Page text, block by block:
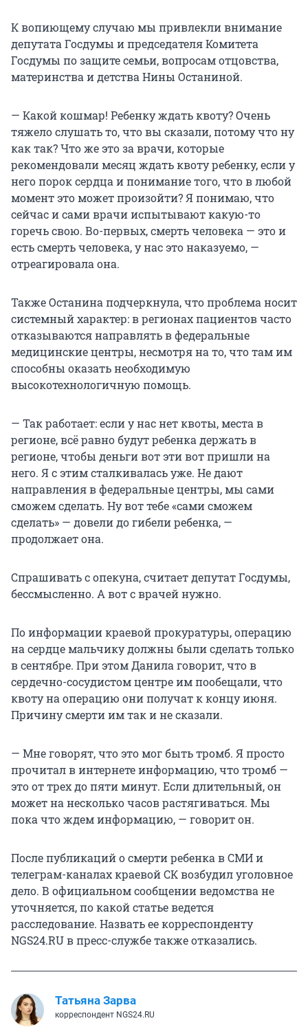
К вопиющему случаю мы привлекли внимание
депутата Госдумы и председателя Комитета
Госдумы по защите семьи, вопросам отцовства,
материнства и детства Нины Останиной.
— Какой кошмар! Ребенку ждать квоту? Очень
тяжело слушать то, что вы сказали, потому что ну
как так? Что же это за врачи, которые
рекомендовали месяц ждать квоту ребенку, если у
него порок сердца и понимание того, что в любой
момент это может произойти? Я понимаю, что
сейчас и сами врачи испытывают какую-то
горечь свою. Во-первых, смерть человека — это и
есть смерть человека, у нас это наказуемо, —
отреагировала она.
Также Останина подчеркнула, что проблема носит
системный характер: в регионах пациентов часто
отказываются направлять в федеральные
медицинские центры, несмотря на то, что там им
способны оказать необходимую
высокотехнологичную помощь.
— Так работает: если у нас нет квоты, места в
регионе, всё равно будут ребенка держать в
регионе, чтобы деньги вот эти вот пришли на
него. Я с этим сталкивалась уже. Не дают
направления в федеральные центры, мы сами
сможем сделать. Ну вот тебе «сами сможем
сделать» — довели до гибели ребенка, —
продолжает она.
Спрашивать с опекуна, считает депутат Госдумы,
бессмысленно. А вот с врачей нужно.
По информации краевой прокуратуры, операцию
на сердце мальчику должны были сделать только
в сентябре. При этом Данила говорит, что в
сердечно-сосудистом центре им пообещали, что
квоту на операцию они получат к концу июня.
Причину смерти им так и не сказали.
— Мне говорят, что это мог быть тромб. Я просто
прочитал в интернете информацию, что тромб —
это от трех до пяти минут. Если длительный, он
может на несколько часов растягиваться. Мы
пока что ждем информацию, — говорит он.
После публикаций о смерти ребенка в СМИ и
телеграм-каналах краевой СК возбудил уголовное
дело. В официальном сообщении ведомства не
уточняется, по какой статье ведется
расследование. Назвать ее корреспонденту
NGS24.RU в пресс-службе также отказались.
Татьяна Зарва
корреспондент NGS24.RU